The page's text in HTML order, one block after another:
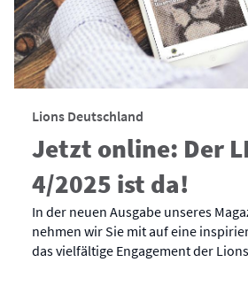
Lions Deutschland
Jetzt online: Der
4/2025 ist da!
In der neuen Ausgabe unseres
nehmen wir Sie mit auf eine
das vielfältige Engagement der